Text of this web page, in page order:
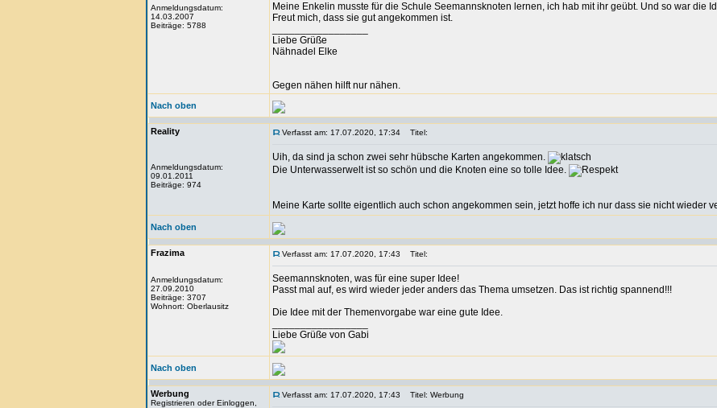
Anmeldungsdatum:
14.03.2007
Beiträge: 5788
Meine Enkelin musste für die Schule Seemannsknoten lernen, ich hab mit ihr geübt. Und so war die
Freut mich, dass sie gut angekommen ist.
Liebe Grüße
Nähnadel Elke
Gegen nähen hilft nur nähen.
Nach oben
Reality
Anmeldungsdatum:
09.01.2011
Beiträge: 974
Verfasst am: 17.07.2020, 17:34 Titel:
Uih, da sind ja schon zwei sehr hübsche Karten angekommen.
Die Unterwasserwelt ist so schön und die Knoten eine so tolle Idee.
Meine Karte sollte eigentlich auch schon angekommen sein, jetzt hoffe ich nur dass sie nicht wieder
Nach oben
Frazima
Anmeldungsdatum:
27.09.2010
Beiträge: 3707
Wohnort: Oberlausitz
Verfasst am: 17.07.2020, 17:43 Titel:
Seemannsknoten, was für eine super Idee!
Passt mal auf, es wird wieder jeder anders das Thema umsetzen. Das ist richtig spannend!!!
Die Idee mit der Themenvorgabe war eine gute Idee.
Liebe Grüße von Gabi
Nach oben
Werbung
Registrieren oder Einloggen,
Verfasst am: 17.07.2020, 17:43 Titel: Werbung